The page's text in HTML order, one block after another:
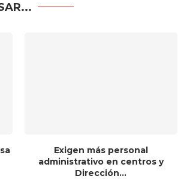
Exigen más personal
administrativo en centros y
Dirección...